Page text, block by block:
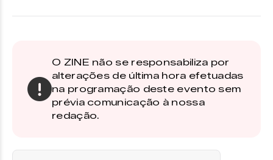
O ZINE não se responsabiliza por
alterações de última hora efetuadas
na programação deste evento sem
prévia comunicação à nossa
redação.